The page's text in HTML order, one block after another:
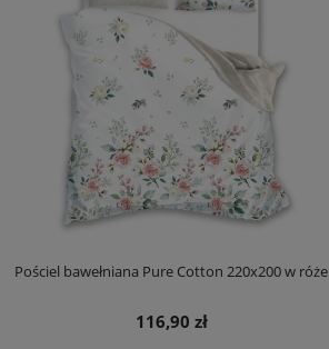
Pościel bawełniana Pure Cotton 220x200 w róże
116,90 zł